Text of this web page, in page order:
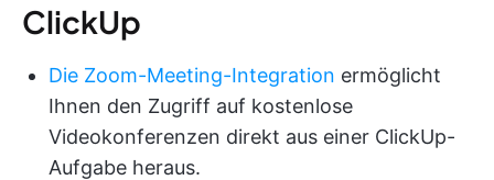
ClickUp
Die Zoom-Meeting-Integration ermöglicht
Ihnen den Zugriff auf kostenlose
Videokonferenzen direkt aus einer ClickUp-
Aufgabe heraus.